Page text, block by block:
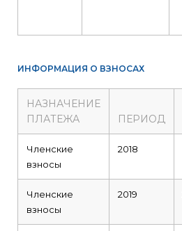
ИНФОРМАЦИЯ О ВЗНОСАХ
НАЗНАЧЕНИЕ
ПЛАТЕЖА
ПЕРИОД
Членские
взносы
2018
Членские
взносы
2019